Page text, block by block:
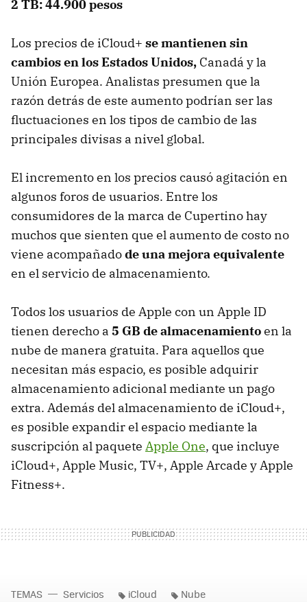
2 TB: 44.900 pesos
Los precios de iCloud+ se mantienen sin
cambios en los Estados Unidos, Canadá y la
Unión Europea. Analistas presumen que la
razón detrás de este aumento podrían ser las
fluctuaciones en los tipos de cambio de las
principales divisas a nivel global.
El incremento en los precios causó agitación en
algunos foros de usuarios. Entre los
consumidores de la marca de Cupertino hay
muchos que sienten que el aumento de costo no
viene acompañadode una mejora equivalente
en el servicio de almacenamiento.
Todos los usuarios de Apple con un Apple ID
tienen derecho a 5 GB de almacenamientoen la
nube de manera gratuita. Para aquellos que
necesitan más espacio, es posible adquirir
almacenamiento adicional mediante un pago
extra. Además del almacenamiento de iCloud+,
es posible expandir el espacio mediante la
suscripción al paquete Apple One, que incluye
iCloud+, Apple Music, TV+, Apple Arcade y Apple
Fitness+.
TEMAS Servicios iCloud Nube